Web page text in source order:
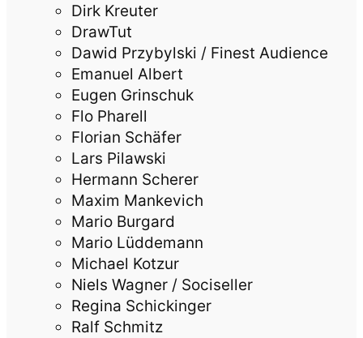
Dirk Kreuter
DrawTut
Dawid Przybylski / Finest Audience
Emanuel Albert
Eugen Grinschuk
Flo Pharell
Florian Schäfer
Lars Pilawski
Hermann Scherer
Maxim Mankevich
Mario Burgard
Mario Lüddemann
Michael Kotzur
Niels Wagner / Sociseller
Regina Schickinger
Ralf Schmitz